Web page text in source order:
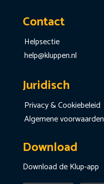
Contact
Helpsectie
help@kluppen.nl
Juridisch
Privacy & Cookiebeleid
Algemene voorwaarden
Download
Download de Klup-app